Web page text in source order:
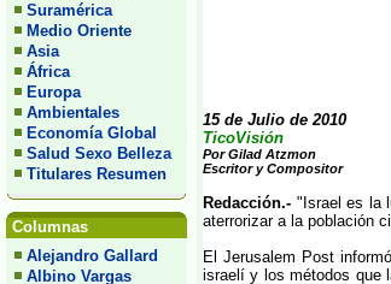
Suramérica
Medio Oriente
Asia
África
Europa
Ambientales
Economía Global
Salud Sexo Belleza
Titulares Resumen
Columnas
Alejandro Gallard
Albino Vargas
15 de Julio de 2010
TicoVisión
Por Gilad Atzmon
Escritor y Compositor
Redacción.- "Israel es la
aterrorizar a la población
El Jerusalem Post
israelí y los métodos que